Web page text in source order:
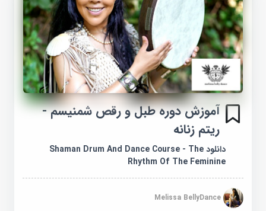
آموزش دوره طبل و رقص شمنیسم -
ریتم زنانه
دانلود Shaman Drum And Dance Course - The
Rhythm Of The Feminine
Melissa BellyDance